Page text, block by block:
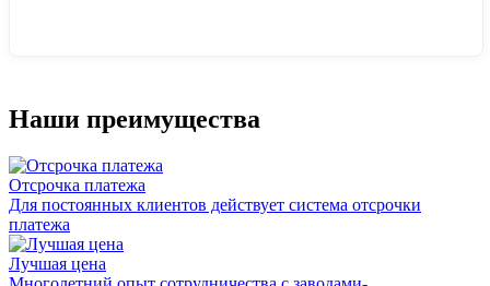
Наши преимущества
Отсрочка платежа
Для постоянных клиентов действует система отсрочки
платежа
Лучшая цена